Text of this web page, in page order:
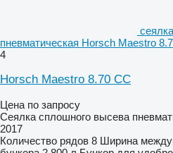
пневматическая Horsch Maestro
4
Horsch Maestro 8.70 CC
Цена по запросу
Сеялка сплошного высева
2017
Количество рядов 8 Ширина